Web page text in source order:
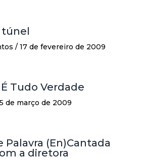
túnel
/ 17 de fevereiro de 2009
Tudo Verdade
5 de março de 2009
Palavra (En)Cantada
a diretora